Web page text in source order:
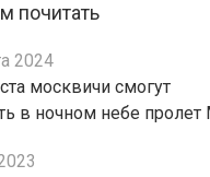
почитать
2024
москвичи смогут
в ночном небе